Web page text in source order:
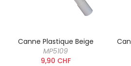
Canne Plastique Beige
MP5109
9,90 CHF